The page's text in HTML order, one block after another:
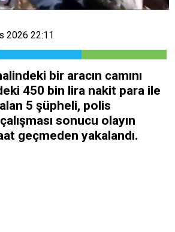
2026 22:11
bir aracın camını
450 bin lira nakit para ile
5 şüpheli, polis
sonucu olayın
geçmeden yakalandı.